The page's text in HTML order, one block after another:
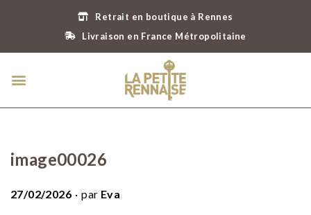
Retrait en boutique à Rennes
Livraison en France Métropolitaine
image00026
P
27/02/2026 par Eva